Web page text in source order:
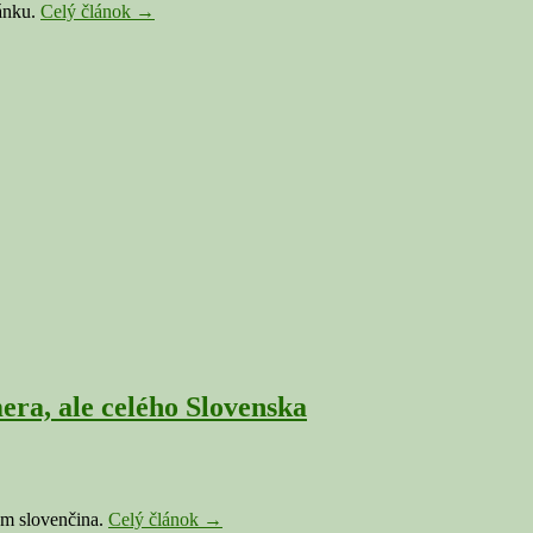
Celý článok RIMAVSKÁ
→
ale celého Slovenska
slovenčina. Celý článok REVÚCA:
→